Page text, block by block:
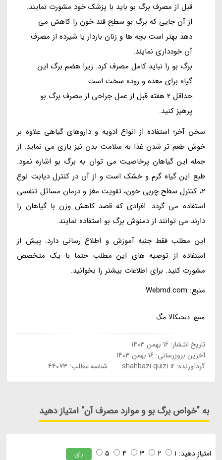
قبل از مصرف برگ بو باید با پزشک خود مشورت نمایند.
از آن جایی که برگ بو سطح قند خون را کاهش می
دهد بهتر است بچه ها و زنان باردار یا شیرده از مصرف
آن خودداری نمایند.
برگ بو را نباید کامل مصرف کرد. زیرا هضم برگ این
گیاه برای معده و روده سخت است.
حداقل 2 هفته قبل از عمل جراحی از مصرف برگ بو
پرهیز کنید.
سخن آخر؛ استفاده از انواع ادویه و داروهای گیاهی علاوه بر
خوش طعم تر شدن غذا به سلامت بدن نیز یاری می نماید. از
جمله این گیاهان پرخاصیت می توان به برگ بو اشاره نمود.
طبع این گیاه گرم و خشک است و از آن در کنترل دیابت نوع
2، کنترل سطح چربی خون، تقویت مغز و درمان مسائل تنفسی
استفاده می گردد. افرادی که قصد کاهش وزن با گیاهان را
دارند می توانند از دمنوش برگ بو استفاده نمایند.
این مطلب فقط جنبه آموزش و اطلاع رسانی دارد. پیش از
استفاده از توصیه های این مطلب حتما با یک متخصص
مشورت کنید. برای اطلاعات بیشتر را بخوانید.
منبع: Webmd.com
منبع: دیجیکالا مگ
تاریخ انتشار: 16 بهمن 1403
آخرین بروزرسانی: 16 بهمن 1403
گردآورنده:shahbazi.quiz1.ir شناسه مطلب: 44073
به "خواص برگ بو و موارد مصرف آن" امتیاز دهید
امتیاز دهید: 1
2
3
4
5 رای